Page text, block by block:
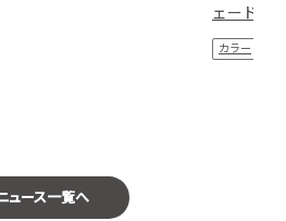
ェード＞
カラー
ュース一覧へ